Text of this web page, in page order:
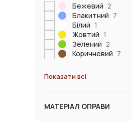
Бежевий 2
Блакитний 7
Білий 1
Жовтий 1
Зелений 2
Коричневий 7
Показати всі
МАТЕРІАЛ ОПРАВИ